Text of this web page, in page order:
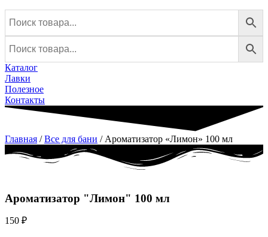
Каталог
Лавки
Полезное
Контакты
Главная /Все для бани / Ароматизатор «Лимон» 100 мл
Ароматизатор "Лимон" 100 мл
150 ₽